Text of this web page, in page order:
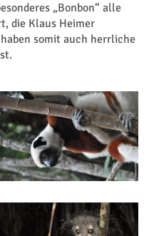
„Bonbon“ alle
die Klaus Heimer
somit auch herrliche